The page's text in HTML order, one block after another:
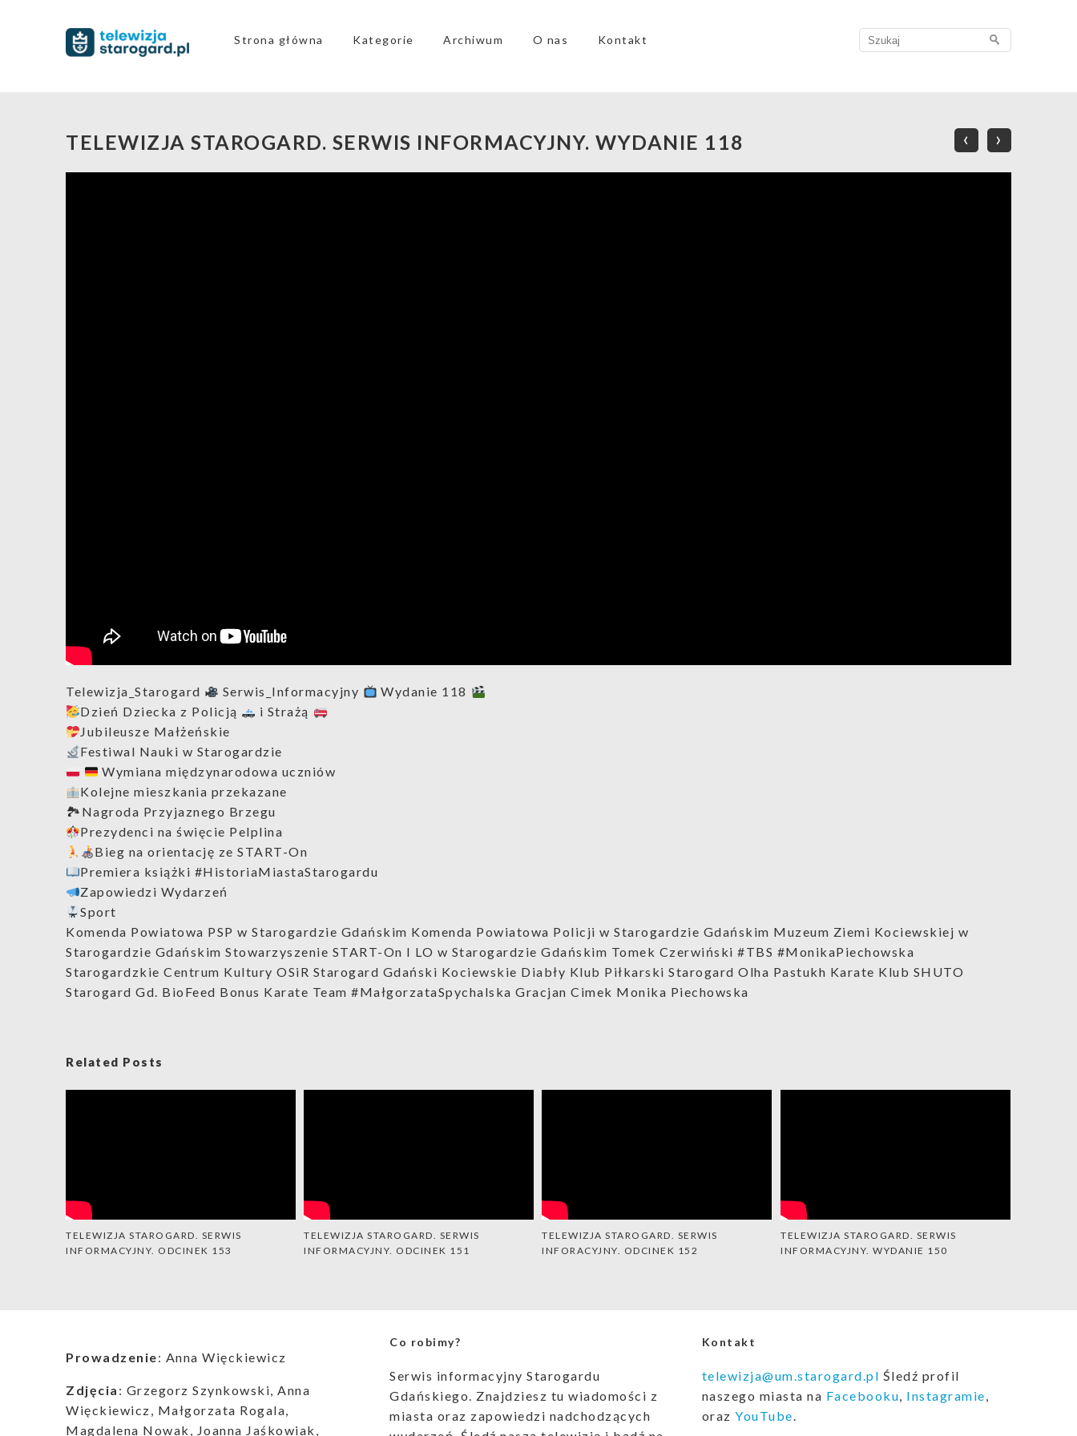
Strona główna Kategorie Archiwum O nas Kontakt
Search
for:
TELEWIZJA STAROGARD. SERWIS INFORMACYJNY. WYDANIE 118 ‹ ›
Telewizja_Starogard Serwis_Informacyjny
Wydanie 118
Dzień Dziecka z Policją
i Strażą
Jubileusze Małżeńskie
Festiwal Nauki w Starogardzie
Wymiana międzynarodowa uczniów
Kolejne mieszkania przekazane
🏞Nagroda Przyjaznego Brzegu
Prezydenci na święcie Pelplina
Bieg na orientację ze START-On
Premiera książki #HistoriaMiastaStarogardu
Zapowiedzi Wydarzeń
Sport
Komenda Powiatowa PSP w Starogardzie Gdańskim Komenda Powiatowa Policji w Starogardzie Gdańskim Muzeum Ziemi Kociewskiej w
Starogardzie Gdańskim Stowarzyszenie START-On I LO w Starogardzie Gdańskim Tomek Czerwiński #TBS #MonikaPiechowska
Starogardzkie Centrum Kultury OSiR Starogard Gdański Kociewskie Diabły Klub Piłkarski Starogard Olha Pastukh Karate Klub SHUTO
Starogard Gd. BioFeed Bonus Karate Team #MałgorzataSpychalska Gracjan Cimek Monika Piechowska
Related Posts
TELEWIZJA STAROGARD. SERWIS
INFORMACYJNY. ODCINEK 153
TELEWIZJA STAROGARD. SERWIS
INFORMACYJNY. ODCINEK 151
TELEWIZJA STAROGARD. SERWIS
INFORACYJNY. ODCINEK 152
TELEWIZJA STAROGARD. SERWIS
INFORMACYJNY. WYDANIE 150
Prowadzenie: Anna Więckiewicz
Zdjęcia : Grzegorz Szynkowski, Anna
Więckiewicz, Małgorzata Rogala,
Magdalena Nowak, Joanna Jaśkowiak,
Co robimy?
Serwis informacyjny Starogardu
Gdańskiego. Znajdziesz tu wiadomości z
miasta oraz zapowiedzi nadchodzących
Kontakt
telewizja@um.starogard.pl Śledź profil
naszego miasta na Facebooku Instagramie
orazYouTube